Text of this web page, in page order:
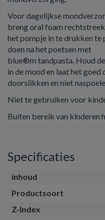
Voor dagelijkse
breng oral foam
het pompje in te drukken te
doen na het poetsen met
blue®m tandpasta. Houd
in de mond en laat het
doorslikken en niet
Niet te gebruiken voor
Buiten bereik van kinderen
Specificaties
inhoud
Productsoort
Z-Index